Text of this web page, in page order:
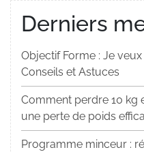
Derniers
Objectif Forme : Je
Conseils et Astuces
Comment perdre 10 kg
une perte de poids
Programme minceur :